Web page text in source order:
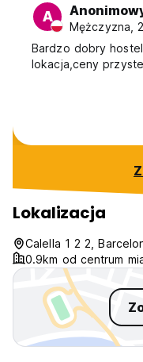
ogrzewanie w całym
language)
A
Mężczyzna,
Bardzo dobry
lokacja,ceny
Lokalizacja
Calella 1 2 2,
0.9km od centrum